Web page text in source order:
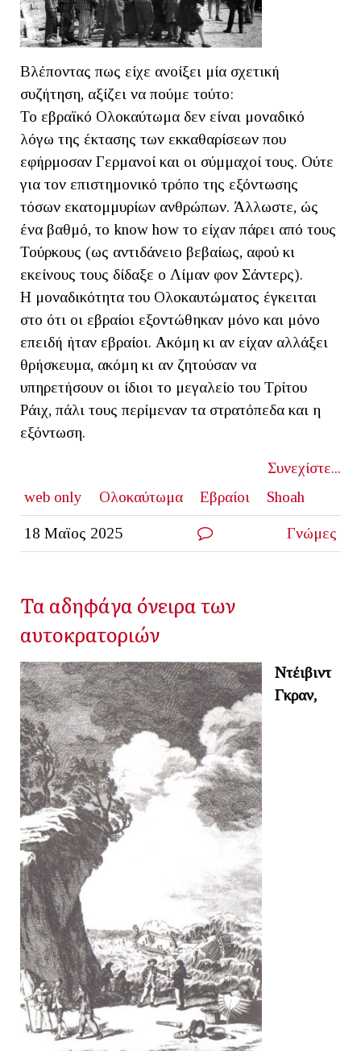
Βλέποντας πως είχε ανοίξει μία σχετική
συζήτηση, αξίζει να πούμε τούτο:
Το εβραϊκό Ολοκαύτωμα δεν είναι μοναδικό
λόγω της έκτασης των εκκαθαρίσεων που
εφήρμοσαν Γερμανοί και οι σύμμαχοί τους. Ούτε
για τον επιστημονικό τρόπο της εξόντωσης
τόσων εκατομμυρίων ανθρώπων. Άλλωστε, ώς
ένα βαθμό, το know how το είχαν πάρει από τους
Τούρκους (ως αντιδάνειο βεβαίως, αφού κι
εκείνους τους δίδαξε ο Λίμαν φον Σάντερς).
Η μοναδικότητα του Ολοκαυτώματος έγκειται
στο ότι οι εβραίοι εξοντώθηκαν μόνο και μόνο
επειδή ήταν εβραίοι. Ακόμη κι αν είχαν αλλάξει
θρήσκευμα, ακόμη κι αν ζητούσαν να
υπηρετήσουν οι ίδιοι το μεγαλείο του Τρίτου
Ράιχ, πάλι τους περίμεναν τα στρατόπεδα και η
εξόντωση.
Συνεχίστε...
web only
Ολοκαύτωμα Εβραίοι Shoah
18 Μαϊος 2025 Γνώμες
Τα αδηφάγα όνειρα των
αυτοκρατοριών
Ντέιβιντ
Γκραν,